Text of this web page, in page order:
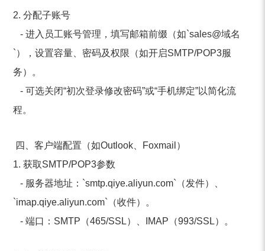
2. 分配子账号
- 进入员工账号管理，填写邮箱前缀（如`sales@域名
`），设置容量、密码及权限（如开启SMTP/POP3服
务）。
- 可选关闭“初次登录修改密码”或“手机绑定”以简化流
程。
四、客户端配置（如Outlook、Foxmail）
1. 获取SMTP/POP3参数
- 服务器地址：`smtp.qiye.aliyun.com`（发件）、
`imap.qiye.aliyun.com`（收件）。
- 端口：SMTP（465/SSL）、IMAP（993/SSL）。